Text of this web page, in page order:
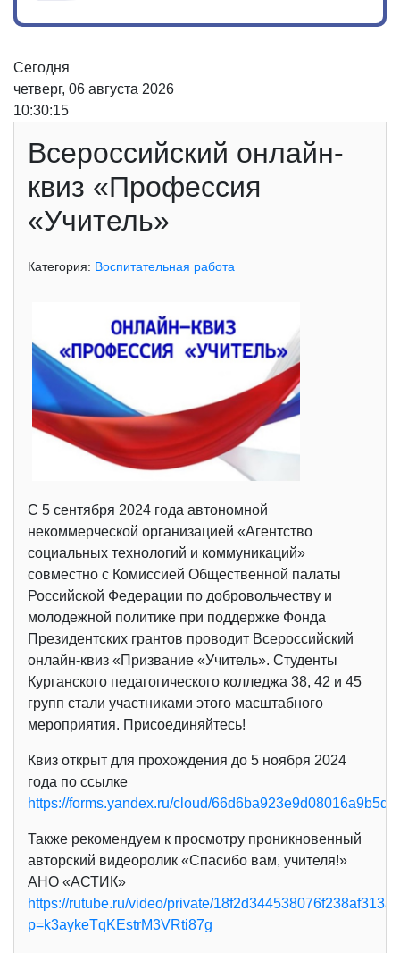
Сегодня
четверг, 06 августа 2026
10:30:15
Всероссийский онлайн-
квиз «Профессия
«Учитель»
Категория: Воспитательная работа
С 5 сентября 2024 года автономной
некоммерческой организацией «Агентство
социальных технологий и коммуникаций»
совместно с Комиссией Общественной палаты
Российской Федерации по добровольчеству и
молодежной политике при поддержке Фонда
Президентских грантов проводит Всероссийский
онлайн-квиз «Призвание «Учитель». Студенты
Курганского педагогического колледжа 38, 42 и 45
групп стали участниками этого масштабного
мероприятия. Присоединяйтесь!
Квиз открыт для прохождения до 5 ноября 2024
года по ссылке
https://forms.yandex.ru/cloud/
Также рекомендуем к просмотру проникновенный
авторский видеоролик «Спасибо вам, учителя!»
АНО «АСТИК»
https://rutube.ru/video/private/
p=k3aykeTqKEstrM3VRti87g